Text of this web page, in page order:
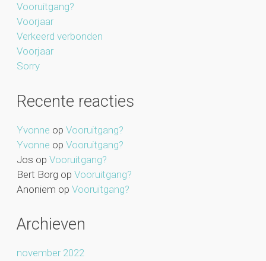
Vooruitgang?
Voorjaar
Verkeerd verbonden
Voorjaar
Sorry
Recente reacties
Yvonne op Vooruitgang?
Yvonne op Vooruitgang?
Jos op Vooruitgang?
Bert Borg op Vooruitgang?
Anoniem op Vooruitgang?
Archieven
november 2022